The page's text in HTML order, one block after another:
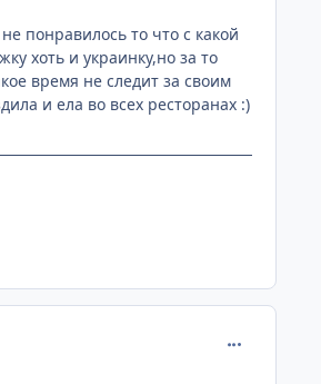
понравилось то что с какой
хоть и украинку,но за то
время не следит за своим
и ела во всех ресторанах :)